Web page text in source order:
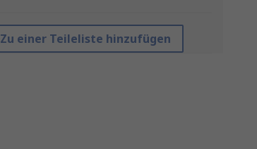
Zu einer Teileliste hinzufügen